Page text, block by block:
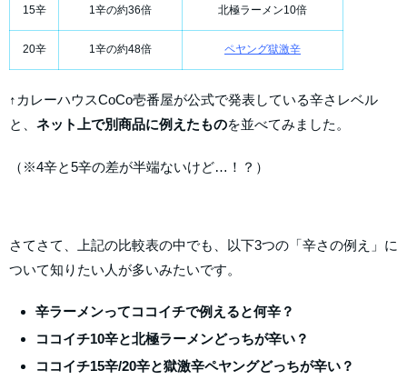
15辛 1辛の約36倍 北極ラーメン10倍
20辛 1辛の約48倍 ペヤング獄激辛
↑カレーハウスCoCo壱番屋が公式で発表している辛さレベル
と、 ネット上で別商品に例えたものを並べてみました。
（※4辛と5辛の差が半端ないけど…！？）
さてさて、上記の比較表の中でも、以下3つの「辛さの例え」に
ついて知りたい人が多いみたいです。
辛ラーメンってココイチで例えると何辛？
ココイチ10辛と北極ラーメンどっちが辛い？
ココイチ15辛/20辛と獄激辛ペヤングどっちが辛い？